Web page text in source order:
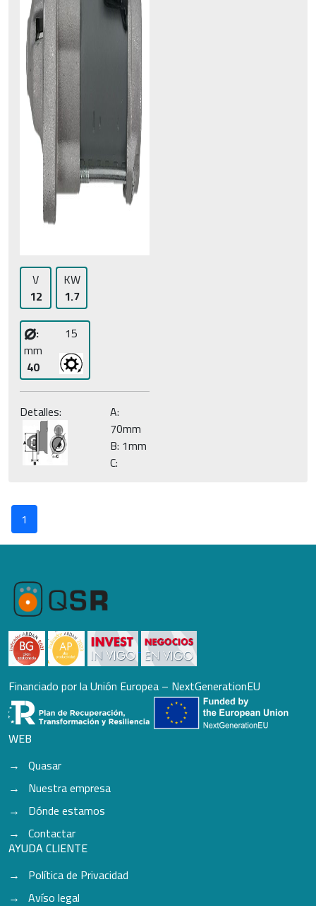
V
12
KW
1.7
⌀:
mm
40
15
Detalles:
A:
70mm
B: 1mm
C:
1
Financiado por la Unión Europea – NextGenerationEU
WEB
Quasar
Nuestra empresa
Dónde estamos
Contactar
AYUDA CLIENTE
Política de Privacidad
Avíso legal